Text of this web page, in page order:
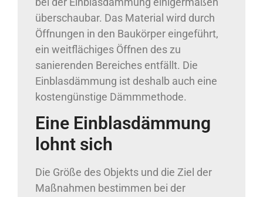
überschaubar. Das Material wird durch
Öffnungen in den Baukörper eingeführt,
ein weitflächiges Öffnen des zu
sanierenden Bereiches entfällt. Die
Einblasdämmung ist deshalb auch eine
kostengünstige Dämmmethode.
Eine Einblasdämmung
lohnt sich
Die Größe des Objekts und die Ziel der
Maßnahmen bestimmen bei der